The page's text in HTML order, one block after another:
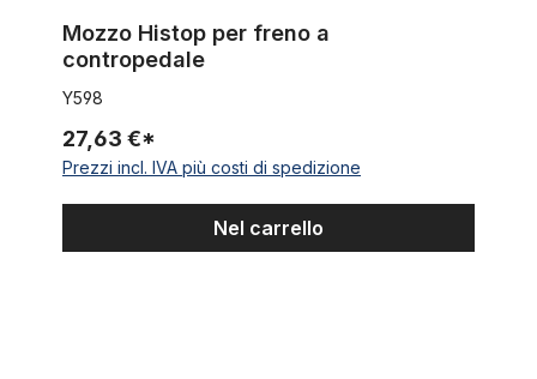
Mozzo Histop per freno a
contropedale
Y598
27,63 €*
Prezzi incl. IVA più costi di spedizione
Nel carrello